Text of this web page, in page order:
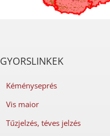
GYORSLINKEK
Kéményseprés
Vis maior
Tűzjelzés, téves jelzés